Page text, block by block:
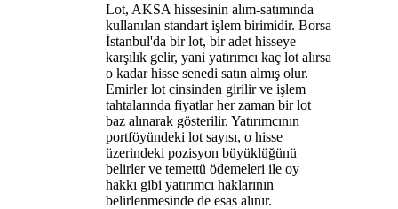
Lot, AKSA hissesinin alım-satımında
kullanılan standart işlem birimidir. Borsa
İstanbul'da bir lot, bir adet hisseye
karşılık gelir, yani yatırımcı kaç lot alırsa
o kadar hisse senedi satın almış olur.
Emirler lot cinsinden girilir ve işlem
tahtalarında fiyatlar her zaman bir lot
baz alınarak gösterilir. Yatırımcının
portföyündeki lot sayısı, o hisse
üzerindeki pozisyon büyüklüğünü
belirler ve temettü ödemeleri ile oy
hakkı gibi yatırımcı haklarının
belirlenmesinde de esas alınır.